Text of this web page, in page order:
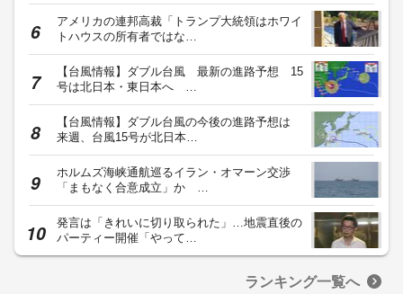
アメリカの連邦高裁「トランプ大統領はホワイ
トハウスの所有者ではな…
【台風情報】ダブル台風 最新の進路予想 15
号は北日本・東日本へ …
【台風情報】ダブル台風の今後の進路予想は
来週、台風15号が北日本…
ホルムズ海峡通航巡るイラン・オマーン交渉
「まもなく合意成立」か …
発言は「きれいに切り取られた」…地震直後の
パーティー開催「やって…
ランキング一覧へ